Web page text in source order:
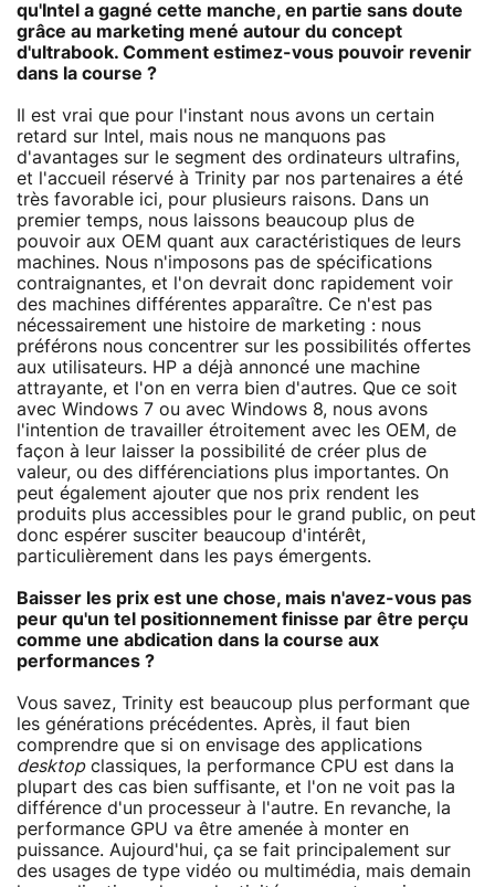
qu'Intel a gagné cette manche, en partie sans doute
grâce au marketing mené autour du concept
d'ultrabook. Comment estimez-vous pouvoir revenir
dans la course ?
Il est vrai que pour l'instant nous avons un certain
retard sur Intel, mais nous ne manquons pas
d'avantages sur le segment des ordinateurs ultrafins,
et l'accueil réservé à Trinity par nos partenaires a été
très favorable ici, pour plusieurs raisons. Dans un
premier temps, nous laissons beaucoup plus de
pouvoir aux OEM quant aux caractéristiques de leurs
machines. Nous n'imposons pas de spécifications
contraignantes, et l'on devrait donc rapidement voir
des machines différentes apparaître. Ce n'est pas
nécessairement une histoire de marketing : nous
préférons nous concentrer sur les possibilités offertes
aux utilisateurs. HP a déjà annoncé une machine
attrayante, et l'on en verra bien d'autres. Que ce soit
avec Windows 7 ou avec Windows 8, nous avons
l'intention de travailler étroitement avec les OEM, de
façon à leur laisser la possibilité de créer plus de
valeur, ou des différenciations plus importantes. On
peut également ajouter que nos prix rendent les
produits plus accessibles pour le grand public, on peut
donc espérer susciter beaucoup d'intérêt,
particulièrement dans les pays émergents.
Baisser les prix est une chose, mais n'avez-vous pas
peur qu'un tel positionnement finisse par être perçu
comme une abdication dans la course aux
performances ?
Vous savez, Trinity est beaucoup plus performant que
les générations précédentes. Après, il faut bien
comprendre que si on envisage des applications
desktopclassiques, la performance CPU est dans la
plupart des cas bien suffisante, et l'on ne voit pas la
différence d'un processeur à l'autre. En revanche, la
performance GPU va être amenée à monter en
puissance. Aujourd'hui, ça se fait principalement sur
des usages de type vidéo ou multimédia, mais demain